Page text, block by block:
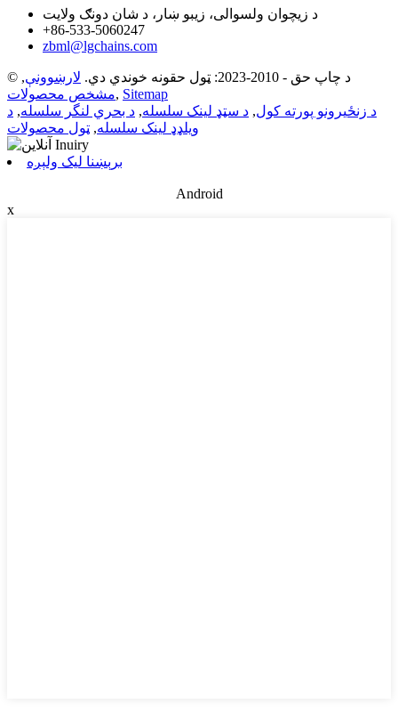
د زیچوان ولسوالی، زیبو ښار، د شان دونګ ولایت
+86-533-5060247
zbml@lgchains.com
© د چاپ حق - 2010-2023: ټول حقونه خوندي دي. لارښوونې,
مشخص محصولات, Sitemap
د زنځیرونو پورته کول, د سټډ لینک سلسله, د بحري لنگر سلسله, د
ویلډډ لینک سلسله, ټول محصولات
برېښنا لیک ولېږه
Android
x